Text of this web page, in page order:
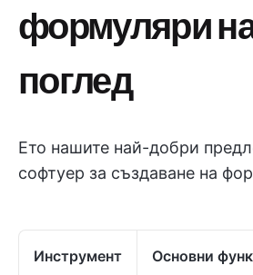
формуляри
поглед
Ето нашите най-добри
софтуер за създаване на
Инструмент Основни